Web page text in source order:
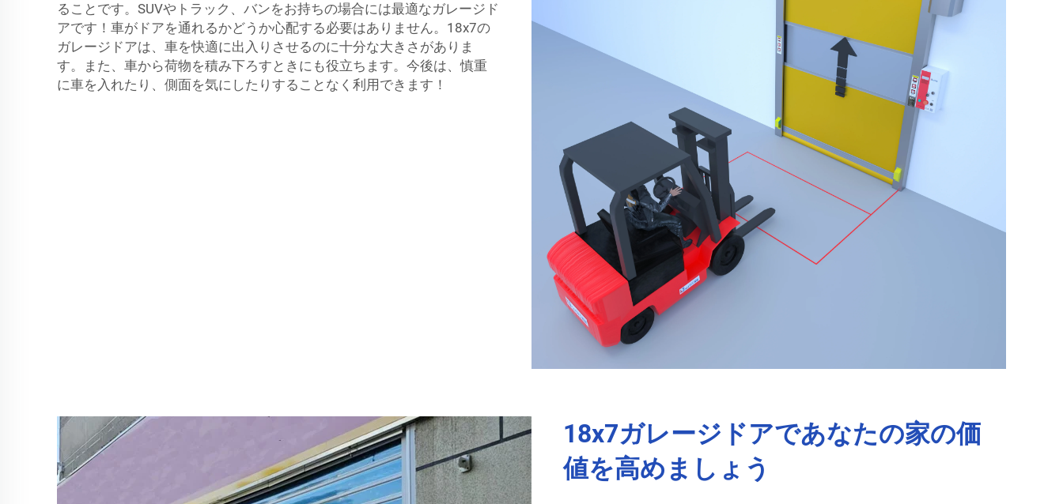
ることです。SUVやトラック、バンをお持ちの場合には最適なガレージド
アです！車がドアを通れるかどうか心配する必要はありません。18x7の
ガレージドアは、車を快適に出入りさせるのに十分な大きさがありま
す。また、車から荷物を積み下ろすときにも役立ちます。今後は、慎重
に車を入れたり、側面を気にしたりすることなく利用できます！
18x7ガレージドアであなたの家の価
値を高めましょう